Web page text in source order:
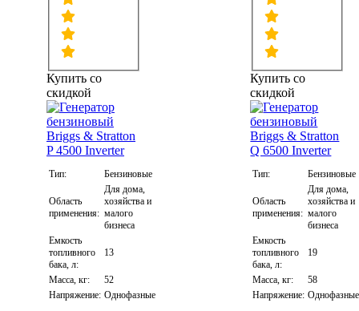
Купить со
скидкой
Тип: Бензиновые
Область
применения:
Для дома,
хозяйства и
малого
бизнеса
Емкость
топливного
бака, л:
13
Масса, кг:
52
Напряжение: Однофазные
Купить со
скидкой
Тип: Бензиновые
Область
применения:
Для дома,
хозяйства и
малого
бизнеса
Емкость
топливного
бака, л:
19
Масса, кг:
58
Напряжение: Однофазные